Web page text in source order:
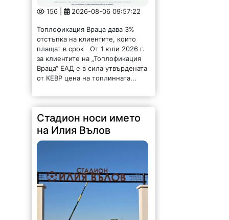
156 | 2026-08-06 09:57:22
отстъпка на клиентите, които
плащат в срок От 1 юли 2026 г.
за клиентите на „Топлофикация
Враца“ ЕАД е в сила утвърдената
от КЕВР цена на топлинната...
Стадион носи името
на Илия Вълов